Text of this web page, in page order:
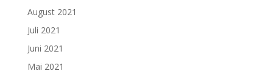
August 2021
Juli 2021
Juni 2021
Mai 2021